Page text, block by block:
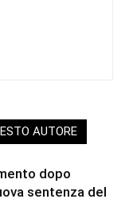
AUTORE
dopo
sentenza del